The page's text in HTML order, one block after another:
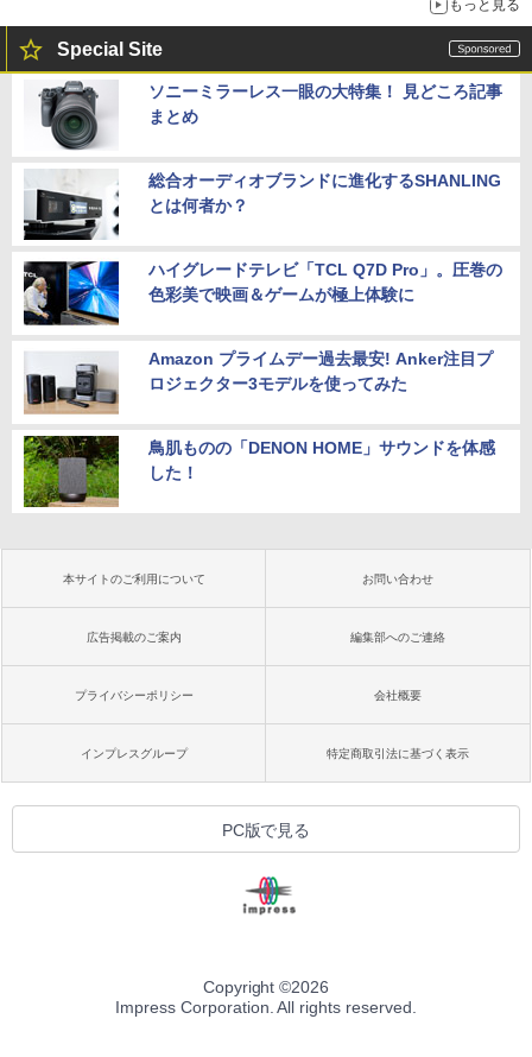
もっと見る
Special Site
ソニーミラーレス一眼の大特集！ 見どころ記事
まとめ
総合オーディオブランドに進化するSHANLING
とは何者か？
ハイグレードテレビ「TCL Q7D Pro」。圧巻の
色彩美で映画＆ゲームが極上体験に
Amazon プライムデー過去最安! Anker注目プ
ロジェクター3モデルを使ってみた
鳥肌ものの「DENON HOME」サウンドを体感
した！
本サイトのご利用について お問い合わせ
広告掲載のご案内 編集部へのご連絡
プライバシーポリシー 会社概要
インプレスグループ 特定商取引法に基づく表示
PC版で見る
Copyright ©2026
Impress Corporation. All rights reserved.